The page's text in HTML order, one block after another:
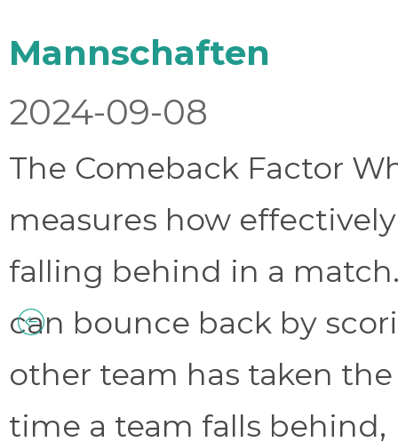
Mannschaften
2024-09-08
The Comeback Factor
measures how
falling behind in a
can bounce back by
other team has taken
time a team falls behind,